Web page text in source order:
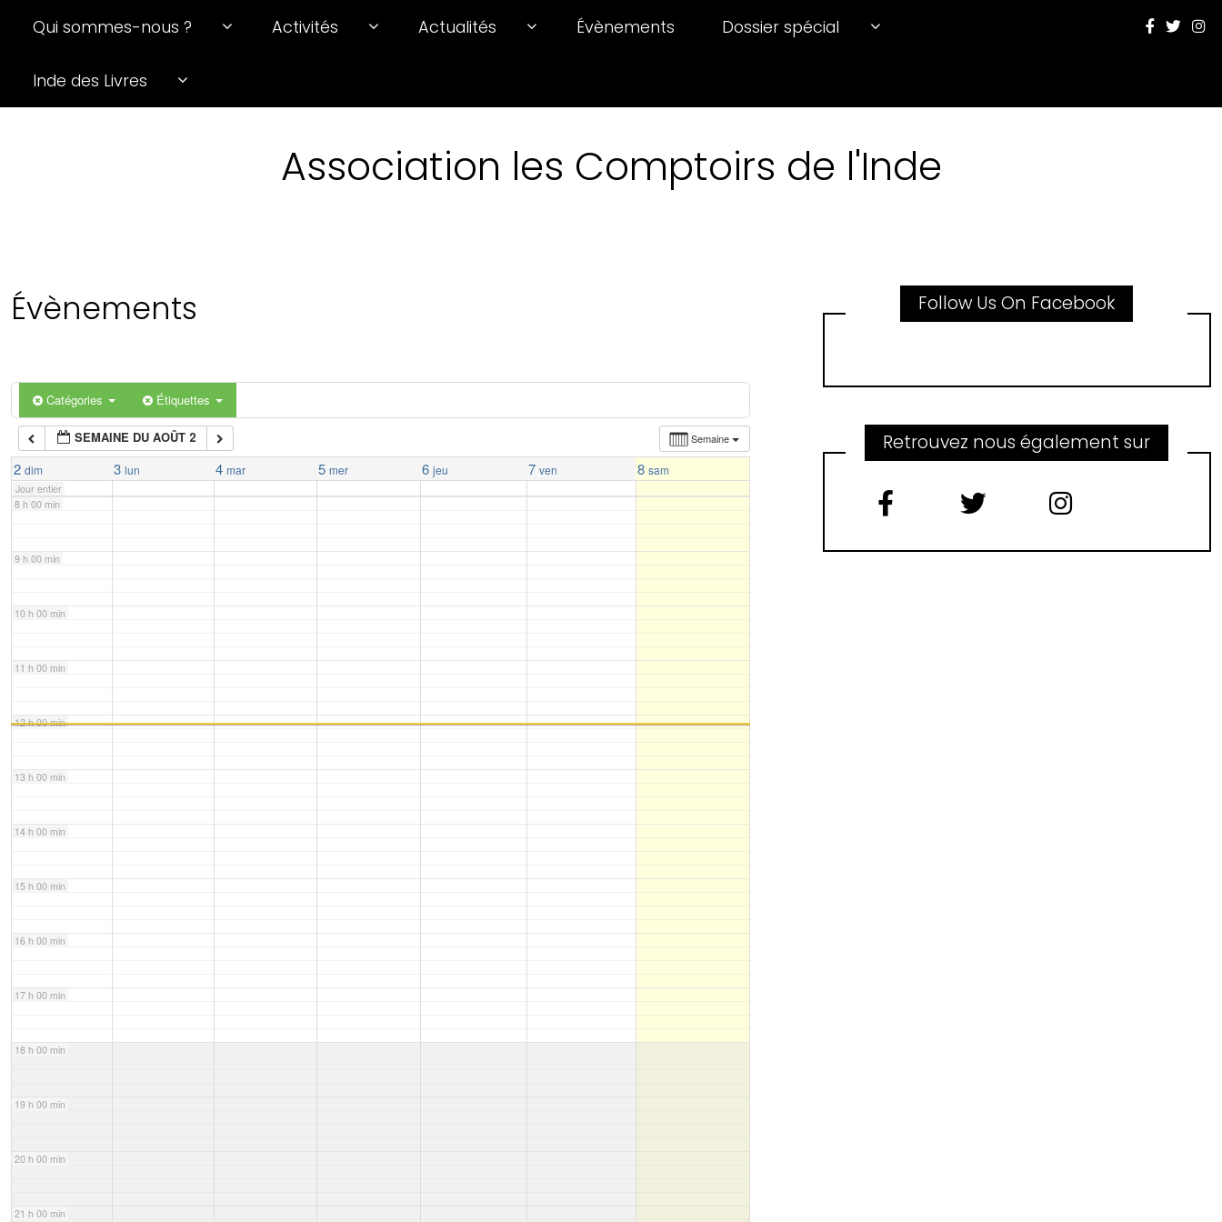
Qui sommes-nous ? Activités Actualités Évènements Dossier spécial
Inde des Livres
Association les Comptoirs de l'Inde
Évènements
Catégories Étiquettes
Semaine
SEMAINE DU AOÛT 2
2 dim 3 lun 4 mar 5 mer 6 jeu 7 ven 8 sam
Jour entier
6 h 00 min
7 h 00 min
8 h 00 min
9 h 00 min
10 h 00 min
11 h 00 min
12 h 00 min
13 h 00 min
14 h 00 min
15 h 00 min
16 h 00 min
17 h 00 min
18 h 00 min
19 h 00 min
20 h 00 min
21 h 00 min
Follow Us On Facebook
Retrouvez nous également sur